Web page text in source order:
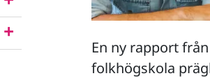
En ny rapport
folkhögskola